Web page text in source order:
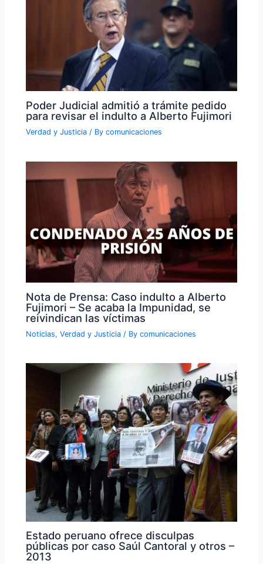
Poder Judicial admitió a trámite pedido
para revisar el indulto a Alberto Fujimori
Verdad y Justicia / Bycomunicaciones
Nota de Prensa: Caso indulto a Alberto
Fujimori – Se acaba la Impunidad, se
reivindican las víctimas
Noticias,Verdad y Justicia / Bycomunicaciones
Estado peruano ofrece disculpas
públicas por caso Saúl Cantoral y otros –
2013